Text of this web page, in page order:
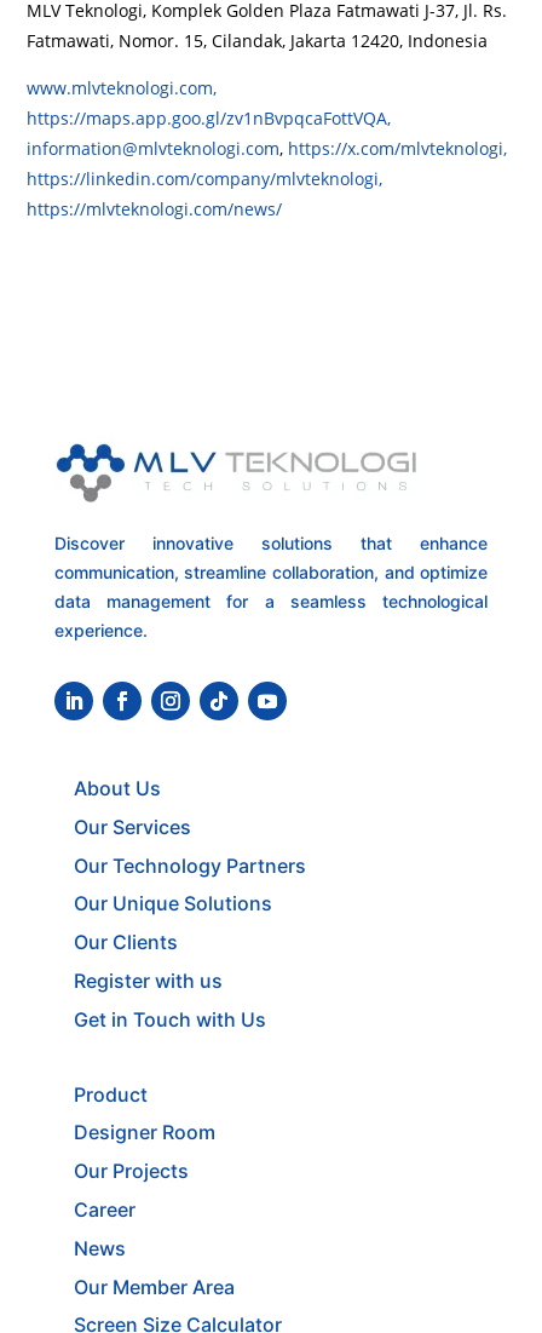
MLV Teknologi, Komplek Golden Plaza Fatmawati J-37, Jl. Rs.
Fatmawati, Nomor. 15, Cilandak, Jakarta 12420, Indonesia
www.mlvteknologi.com,
https://maps.app.goo.gl/zv1nBvpqcaFottVQA,
information@mlvteknologi.com, https://x.com/mlvteknologi,
https://linkedin.com/company/mlvteknologi,
https://mlvteknologi.com/news/
Discover innovative solutions that enhance
communication, streamline collaboration, and optimize
data management for a seamless technological
experience.
About Us
Our Services
Our Technology Partners
Our Unique Solutions
Our Clients
Register with us
Get in Touch with Us
Product
Designer Room
Our Projects
Career
News
Our Member Area
Screen Size Calculator